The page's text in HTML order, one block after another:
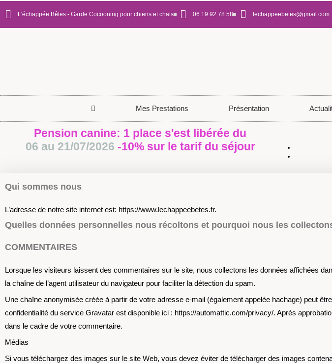
L'échappée Bêtes - Garde Cocooning pour chiens et chats 06 19 92 78 58 lechappeebetes@gmail.com
Mes Prestations Présentation
Pension canine: 1 place s'est libérée du
06 au 21/07/2026 -10% sur le tarif du séjour
Qui sommes nous
L’adresse de notre site internet est: https://www.lechappeebetes.fr.
Quelles données personnelles nous récoltons et pourquoi nous les
COMMENTAIRES
Lorsque les visiteurs laissent des commentaires sur le site, nous collectons les données affichées
la chaîne de l’agent utilisateur du navigateur pour faciliter la détection du spam.
Une chaîne anonymisée créée à partir de votre adresse e-mail (également appelée hachage) peut
confidentialité du service Gravatar est disponible ici : https://automattic.com/privacy/. Après
dans le cadre de votre commentaire.
Médias
Si vous téléchargez des images sur le site Web, vous devez éviter de télécharger des images